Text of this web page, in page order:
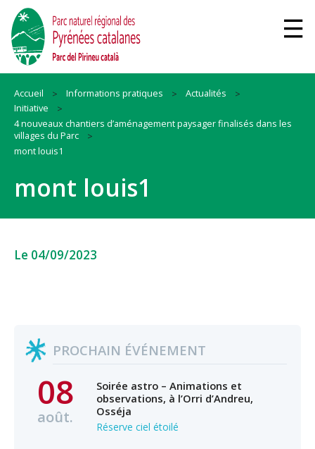
Accueil Informations pratiques
Actualités
Initiative
4 nouveaux chantiers d’aménagement paysager finalisés dans les
villages du Parc
mont louis1
mont louis1
Le 04/09/2023
PROCHAIN ÉVÉNEMENT
08
août.
Soirée astro – Animations et
observations, à l’Orri d’Andreu,
Osséja
Réserve ciel étoilé